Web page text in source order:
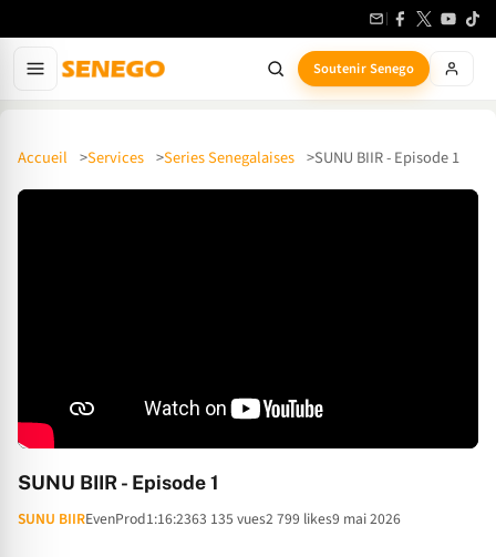
Soutenir Senego
Accueil Services Series Senegalaises SUNU BIIR - Episode 1
SUNU BIIR - Episode 1
SUNU BIIREvenProd1:16:2363 135 vues2 799 likes9 mai 2026